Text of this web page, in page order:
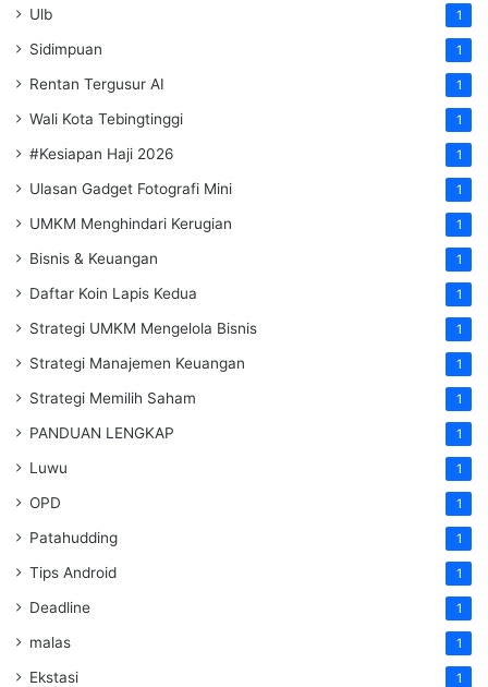
Ulb 1
Sidimpuan 1
Rentan Tergusur AI 1
Wali Kota Tebingtinggi 1
#Kesiapan Haji 2026 1
Ulasan Gadget Fotografi Mini 1
UMKM Menghindari Kerugian 1
Bisnis & Keuangan 1
Daftar Koin Lapis Kedua 1
Strategi UMKM Mengelola Bisnis 1
Strategi Manajemen Keuangan 1
Strategi Memilih Saham 1
PANDUAN LENGKAP 1
Luwu 1
OPD 1
Patahudding 1
Tips Android 1
Deadline 1
malas 1
Ekstasi 1